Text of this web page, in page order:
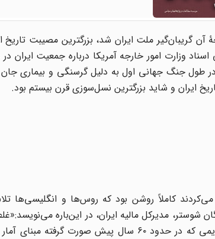
بزرگ سال‌های ۱۹۱۷ تا ۱۹۱۹ که در نتیجۀ آن گریبان‌گیر ملت ایران شد، بزرگترین
وزارت امور خارجه آمریکا درباره جمعیت ایران
۱۰ تا ۱۳ میلیون نفر از ایرانی‌ها در طول جنگ جهانی اول به دلیل گرسنگی و
کاملاً روشن بود که روس‌ها و انگلیسی‌ها
شوستر، مدیرکل مالیه ایران، در این‌باره
ایران ارایه شده است؛ به نظر می‌رسد که یک به اصطلاح سرشماری قدیمی که در حدود ۶۰ سال پیش